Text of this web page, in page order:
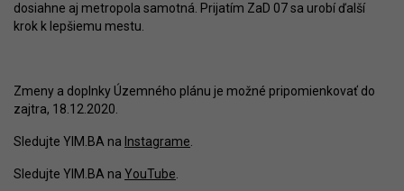
dosiahne aj metropola samotná. Prijatím ZaD 07 sa urobí ďalší
krok k lepšiemu mestu.
Zmeny a doplnky Územného plánu je možné pripomienkovať do
zajtra, 18.12.2020.
Sledujte YIM.BA na Instagrame
Sledujte YIM.BA na YouTube